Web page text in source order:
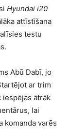
Hyundai i20
attīstīšana
testu
Abū Dabī, jo
ar trim
iespējas ātrāk
lai
komanda varēs